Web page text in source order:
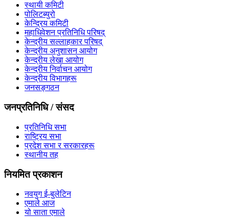
स्थायी कमिटी
पोलिटब्युरो
केन्द्रिय कमिटी
महाधिवेशन प्रतिनिधि परिषद्
केन्द्रीय सल्लाहकार परिषद्
केन्द्रीय अनुशासन आयोग
केन्द्रीय लेखा आयोग
केन्द्रीय निर्वाचन आयोग
केन्द्रीय विभागहरू
जनसङ्गठन
जनप्रतिनिधि / संसद
प्रतिनिधि सभा
राष्ट्रिय सभा
प्रदेश सभा र सरकारहरू
स्थानीय तह
नियमित प्रकाशन
नवयुग ई-बुलेटिन
एमाले आज
यो साता एमाले